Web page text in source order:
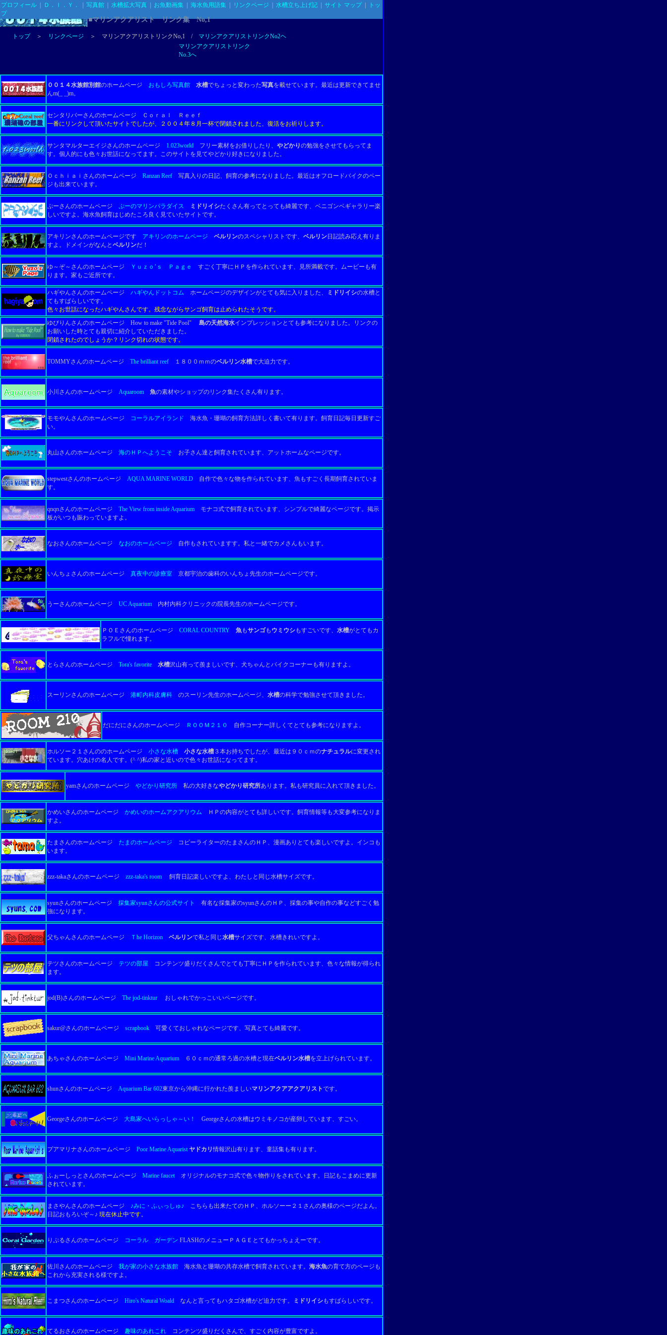
まさやんさんのホームページ ♪みに・ふぃっしゅ♪ こちらも出来たてのＨＰ、ホルソーー２１さんの奥様のページだよん。
日記おもろいぞ～♪ 現在休止中です。
りぷるさんのホームページ コーラル ガーデン FLASHのメニューＰＡＧＥとてもかっちょえーです。
ふぉーしっとさんのホームページ Marine faucetオリジナルのモナコ式で色々物作りをされています。日記もこまめに更新
されています。
佐川さんのホームページ 我が家の小さな水族館 海水魚と珊瑚の共存水槽で飼育されています。 海水魚の育て方のページも
これから充実される様ですよ。
こまつさんのホームページ Hiro's Natural Woald なんと言ってもハタゴ水槽がど迫力です。 ミドリイシもすばらしいです。
てるおさんのホームページ 趣味のあれこれ コンテンツ盛りだくさんで、すごく内容が豊富ですよ。
センタリバーさんのホームページ Ｃｏｒａｌ Ｒｅｅｆ
一番にリンクして頂いたサイトでしたが、２００４年８月一杯で閉鎖されました、復活をお祈りします。
サンタマルターエイジさんのホームページ 1.023world フリー素材をお借りしたり、 やどかりの勉強をさせてもらってま
す。個人的にも色々お世話になってます。このサイトを見てやどかり好きになりました。
００１４水族館別館のホームページ おもしろ写真館 水槽でちょっと変わった写真を載せています。 最近は更新できてませ
んm(_ _)m。
Ｏｃｈｉａｉさんのホームページ Ranzan Reef 写真入りの日記、飼育の参考になりました。最近はオフロードバイクのペー
ジも出来ています。
ぷーさんのホームページ ぷーのマリンパラダイス ミドリイシたくさん有ってとっても綺麗です、ベニゴンベギャラリー楽
しいですよ。 海水魚飼育はじめたころ良く見ていたサイトです。
アキリンさんのホームページです アキリンのホームページ ベルリンのスペシャリストです、 ベルリン日記読み応え有りま
すよ。
ドメインがなんと ベルリンだ！
ゆ～ぞ～さんのホームページ Ｙｕｚｏ’ｓ Ｐａｇｅ
すごく丁寧にＨＰを作られています、見所満載です。ムービーも有
ります。 家もご近所です。
ハギやんさんのホームページ ハギやんドットコム ホームページのデザインがとても気に入りました、 ミドリイシの水槽と
てもすばらしいです。
色々お世話になったハギやんさんです。残念ながらサンゴ飼育は止められたそうです。
ゆびりんさんのホームページ How to make "Tide Pool"
島の天然海水インプレッションとても参考になりました。リンクの
お願いした時とても親切に紹介していただきました。
閉鎖されたのでしょうか？リンク切れの状態です。
TOMMYさんのホームページ The brilliant reef １８００ｍｍのベルリン水槽で大迫力です。
小川さんのホームページ Aquaroom 魚の素材やショップのリンク集たくさん有ります。
モモやんさんのホームページ コーラルアイランド 海水魚・珊瑚の飼育方法詳しく書いて有ります。飼育日記毎日更新すご
い。
丸山さんのホームページ 海のＨＰへようこそ お子さん達と飼育されています、アットホームなページです。
stepwestさんのホームページ AQUA MARINE WORLD 自作で色々な物を作られています、魚もすごく長期飼育されていま
す。
qnqnさんのホームページ The View from inside Aquarium モナコ式で飼育されています、シンプルで綺麗なページです。掲示
板がいつも賑わっていますよ。
なおさんのホームページ なおのホームページ 自作もされていますす。私と一緒でカメさんもいます。
いんちょさんのホームページ 真夜中の診療室 京都宇治の歯科のいんちょ先生のホームページです。
うーさんのホームページ UC Aquarium 内村内科クリニックの院長先生のホームページです。
ＰＯＥさんのホームページ CORAL COUNTRY 魚もサンゴも ウミウシもすごいです、 水槽がとてもカ
ラフルで憧れます。
とらさんのホームページ Tora's favorite 水槽沢山有って羨ましいです、犬ちゃんとバイクコーナーも有りますよ。
スーリンさんのホームページ 港町内科皮膚科 のスーリン先生のホームページ、 水槽の科学で勉強させて頂きました。
だにだにさんのホームページ ＲＯＯＭ２１０ 自作コーナー詳しくてとても参考になりますよ。
ホルソー２１さんののホームページ 小さな水槽 小さな水槽 ３本お持ちでしたが、最近は９０ｃｍのナチュラルに変更され
ています。穴あけの名人です。 (^ ^)私の家と近いので色々お世話になってます。
yamさんのホームページ やどかり研究所 私の大好きなやどかり研究所あります。私も研究員に入れて頂きました。
かめいさんのホームページ かめいのホームアクアリウム ＨＰの内容がとても詳しいです。飼育情報等も大変参考になりま
すよ。
たまさんのホームページ たまのホームページ コピーライターのたまさんのＨＰ、漫画ありとても楽しいですよ。インコも
います。
zzz-takaさんのホームページ zzz-taka's room 飼育日記楽しいですよ、わたしと同じ水槽サイズです。
syunさんのホームページ 採集家syunさんの公式サイト
有名な採集家のsyunさんのＨＰ、採集の事や自作の事などすごく勉
強になります。
父ちゃんさんのホームページ Ｔhe Horizon ベルリンで私と同じ水槽サイズです、水槽きれいですよ。
テツさんのホームページ テツの部屋 コンテンツ盛りだくさんでとても丁寧にＨＰを作られています、色々な情報が得られ
ます。
jod(B)さんのホームページ The jod-tinktur おしゃれでかっこいいページです。
sakur@さんのホームページ scrapbook 可愛くておしゃれなページです、写真とても綺麗です。
あちゃさんのホームページ Mini Marine Aquarium ６０ｃｍの通常ろ過の水槽と現在ベルリン水槽を立上げられています。
shunさんのホームページ Aquarium Bar 602東京から沖縄に行かれた羨ましいマリンアクアアクアリストです。
Georgeさんのホームページ 大島家へいらっしゃ～い！ Georgeさんの水槽はウミキノコが産卵しています、すごい。
プアマリナさんのホームページ Poor Marine Aquaristヤドカリ情報沢山有ります、童話集も有ります。
プロフィール Ｄ．Ｉ．Ｙ． 写真館 水槽拡大写真 お魚動画集 海水魚用語集 リンクページ 水槽立ち上げ記 サイト マップ|
トッ
プ
■マリンアクアリスト リンク集 No,1
トップ＞ リンクページ ＞ マリンアクアリストリンクNo,1 / マリンアクアリストリンクNo2ヘ
マリンアクアリストリンク
No.3へ